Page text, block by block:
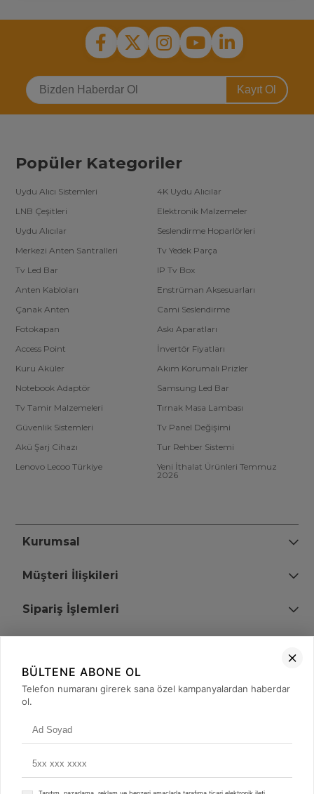
Kayıt Ol
Popüler Kategoriler
Uydu Alıcı Sistemleri
4K Uydu Alıcılar
LNB Çeşitleri
Elektronik Malzemeler
Uydu Alıcılar
Seslendirme Hoparlörleri
Merkezi Anten Santralleri
Tv Yedek Parça
Tv Led Bar
IP Tv Box
Anten Kabloları
Enstrüman Aksesuarları
Çanak Anten
Cami Seslendirme
Fotokapan
Askı Aparatları
Access Point
İnvertör Fiyatları
Kuru Aküler
Akım Korumalı Prizler
Notebook Adaptör
Samsung Led Bar
Tv Tamir Malzemeleri
Tırnak Masa Lambası
Güvenlik Sistemleri
Tv Panel Değişimi
Akü Şarj Cihazı
Tur Rehber Sistemi
Lenovo Lecoo Türkiye
Yeni İthalat Ürünleri Temmuz
2026
Kurumsal
Müşteri İlişkileri
Sipariş İşlemleri
+90 (850) 473 08 08
BÜLTENE ABONE OL
Telefon numaranı girerek sana özel kampanyalardan haberdar
ol.